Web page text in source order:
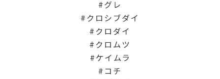
グレ
クロシブダイ
クロダイ
クロムツ
ケイムラ
コチ